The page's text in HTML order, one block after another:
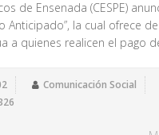
de Ensenada (CESPE)
Anticipado”, la cual ofrece
a quienes realicen el pago
Comunicación Social